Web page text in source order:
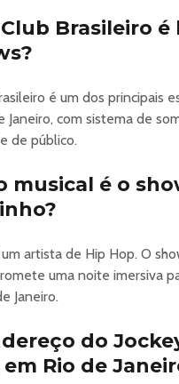
jogar junto em mais uma
2026 | JOCKEY CLUB
no Pião do Prado, parte
com vista para o Cristo
diversão, muita música,
acontecerão por aqui!
diversas opções
roda gigante, escorrega,
jump.
2 palcos, o Palco
durante o dia, e a Arena,
à noite.
Santos Dumont, 31 - Gávea
Brasileiro é
é um dos principais
Janeiro, com sistema de
de público.
musical é o
artista de Hip Hop. O
uma noite imersiva
Janeiro.
do
Rio de